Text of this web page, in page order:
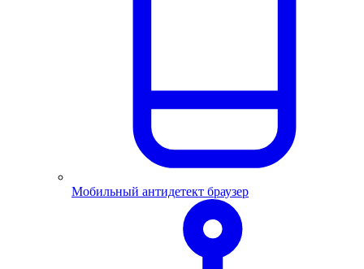
Мобильный антидетект браузер